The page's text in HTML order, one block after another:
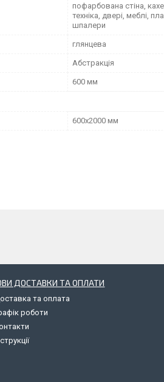
пофарбована стіна,
техніка, двері, меблі,
шпалери
глянцева
Абстракція
600 мм
600х2000 мм
ДОСТАВКИ ТА ОПЛАТИ
та оплата
роботи